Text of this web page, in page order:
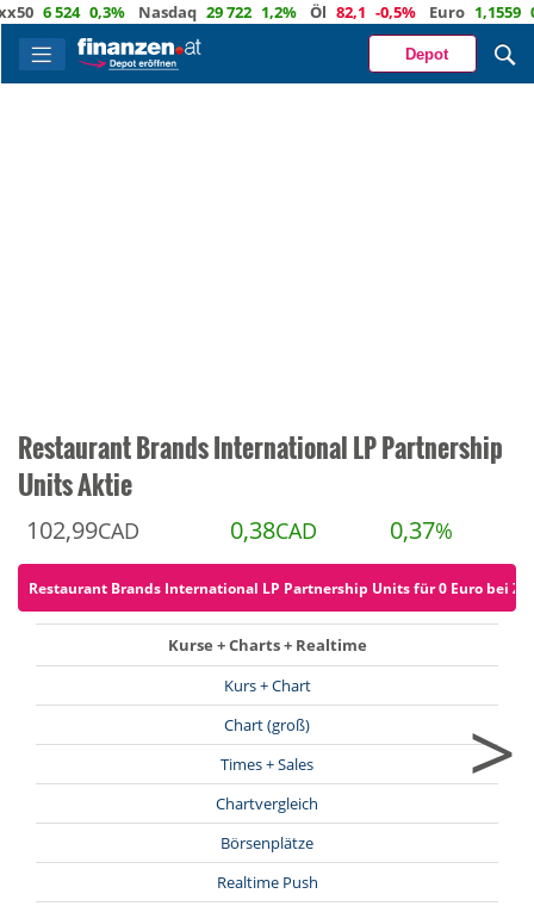
6 524 0,3% Nasdaq 29 722 1,2% Öl 82,1 -0,5% Euro 1,1559 0,3%
Depot
Restaurant Brands International LP Partnership
Units Aktie
102,99CAD 0,38CAD 0,37%
Restaurant Brands International LP Partnership Units für 0 Euro bei
Kurse + Charts + Realtime
Kurs + Chart
Chart (groß)
Times + Sales
Chartvergleich
Börsenplätze
Realtime Push
>